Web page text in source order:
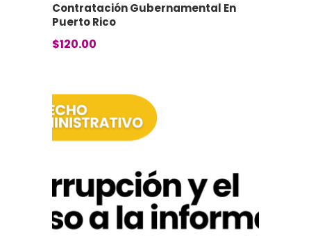
Contratación Gubernamental En
Puerto Rico
$120.00